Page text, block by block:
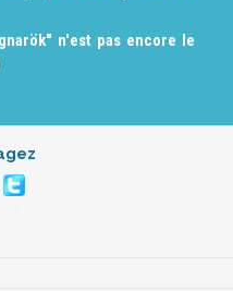
n'est pas encore le